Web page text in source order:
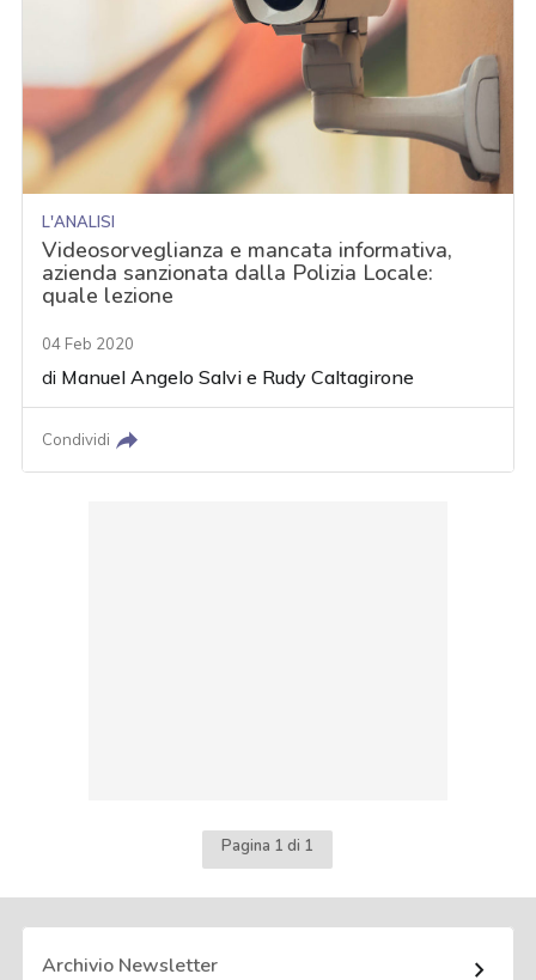
L'ANALISI
Videosorveglianza e mancata informativa,
azienda sanzionata dalla Polizia Locale:
quale lezione
04 Feb 2020
di Manuel Angelo Salvi e Rudy Caltagirone
Condividi
Pagina 1 di 1
Archivio Newsletter